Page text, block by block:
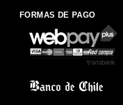
FORMAS DE PAGO